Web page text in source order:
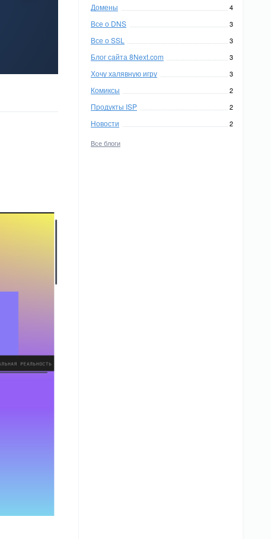
Домены 4
Все о DNS 3
Все о SSL 3
Блог сайта 8Next.com 3
Хочу халявную игру 3
Комиксы 2
Продукты ISP 2
Новости 2
Все блоги